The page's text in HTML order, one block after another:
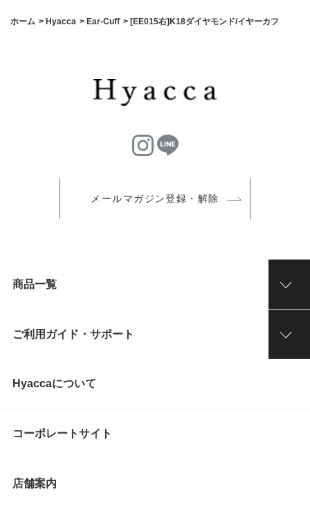
ホーム > Hyacca > Ear-Cuff > [EE015右]K18ダイヤモンド/イヤーカフ
メールマガジン登録・解除
商品一覧
ご利用ガイド・サポート
Hyaccaについて
コーポレートサイト
店舗案内